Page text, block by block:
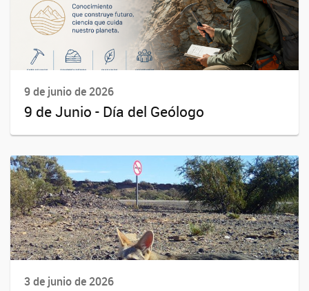
9 de junio de 2026
9 de Junio - Día del Geólogo
3 de junio de 2026